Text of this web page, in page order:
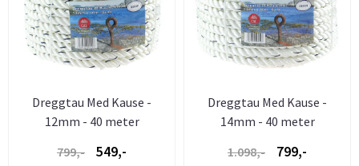
Dreggtau Med Kause -
12mm - 40 meter
799,-
549,-
Dreggtau Med Kause -
14mm - 40 meter
1.098,-
799,-